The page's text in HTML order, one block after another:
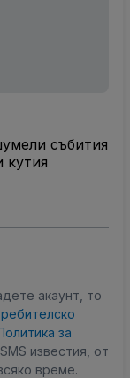
събития
кутия
акаунт, то
за
известия, от
време.